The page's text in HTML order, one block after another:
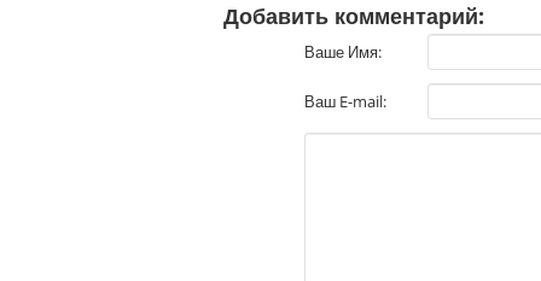
Добавить комментарий:
Ваше Имя:
Ваш E-mail: